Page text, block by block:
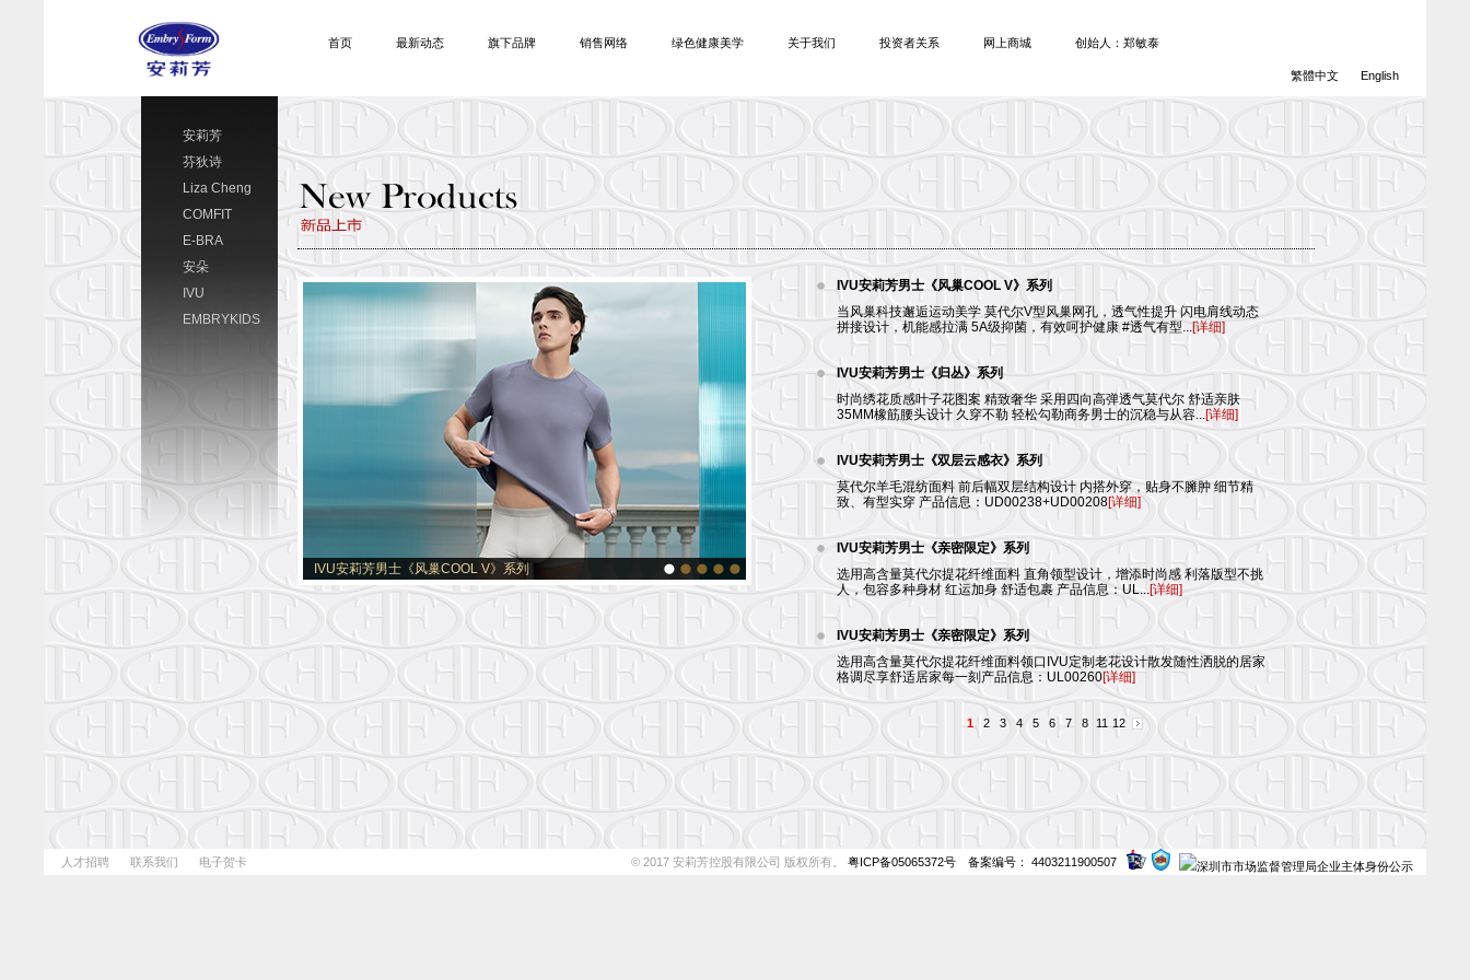
首页 最新动态 旗下品牌 销售网络 绿色健康美学 关于我们 投资者关系 网上商城 创始人：郑敏泰
繁體中文 English
安莉芳
芬狄诗
Liza Cheng
COMFIT
E-BRA
安朵
IVU
EMBRYKIDS
IVU安莉芳男士《风巢COOL V》系列
IVU安莉芳男士《风巢COOL V》系列
当风巢科技邂逅运动美学 莫代尔V型风巢网孔，透气性提升 闪电肩线动态
拼接设计，机能感拉满 5A级抑菌，有效呵护健康 #透气有型...[详细]
IVU安莉芳男士《归丛》系列
时尚绣花质感叶子花图案 精致奢华 采用四向高弹透气莫代尔 舒适亲肤
35MM橡筋腰头设计 久穿不勒 轻松勾勒商务男士的沉稳与从容...[详细]
IVU安莉芳男士《双层云感衣》系列
莫代尔羊毛混纺面料 前后幅双层结构设计 内搭外穿，贴身不臃肿 细节精
致、有型实穿 产品信息：UD00238+UD00208[详细]
IVU安莉芳男士《亲密限定》系列
选用高含量莫代尔提花纤维面料 直角领型设计，增添时尚感 利落版型不挑
人，包容多种身材 红运加身 舒适包裹 产品信息：UL...[详细]
IVU安莉芳男士《亲密限定》系列
选用高含量莫代尔提花纤维面料领口IVU定制老花设计散发随性洒脱的居家
格调尽享舒适居家每一刻产品信息：UL00260[详细]
1 2 3 4 5 6 7 8 11 12
人才招聘 联系我们 电子贺卡 © 2017 安莉芳控股有限公司 版权所有。 粤ICP备05065372号 备案编号： 4403211900507